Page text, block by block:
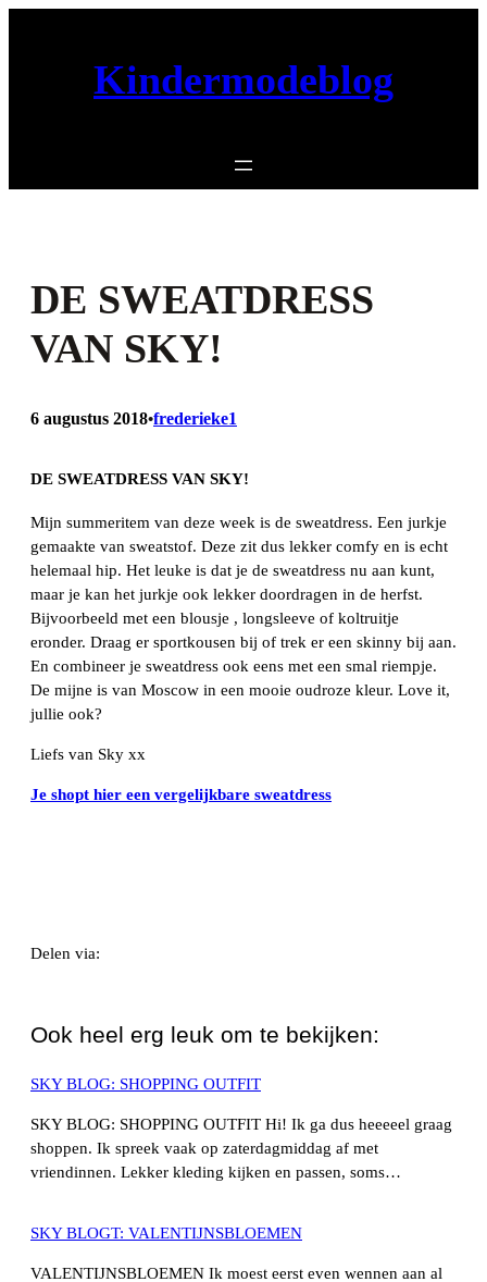
Kindermodeblog
DE SWEATDRESS
VAN SKY!
6 augustus 2018•frederieke1
DE SWEATDRESS VAN SKY!
Mijn summeritem van deze week is de sweatdress. Een jurkje
gemaakte van sweatstof. Deze zit dus lekker comfy en is echt
helemaal hip. Het leuke is dat je de sweatdress nu aan kunt,
maar je kan het jurkje ook lekker doordragen in de herfst.
Bijvoorbeeld met een blousje , longsleeve of koltruitje
eronder. Draag er sportkousen bij of trek er een skinny bij aan.
En combineer je sweatdress ook eens met een smal riempje.
De mijne is van Moscow in een mooie oudroze kleur. Love it,
jullie ook?
Liefs van Sky xx
Je shopt hier een vergelijkbare sweatdress
Delen via:
Ook heel erg leuk om te bekijken:
SKY BLOG: SHOPPING OUTFIT
SKY BLOG: SHOPPING OUTFIT Hi! Ik ga dus heeeeel graag
shoppen. Ik spreek vaak op zaterdagmiddag af met
vriendinnen. Lekker kleding kijken en passen, soms…
SKY BLOGT: VALENTIJNSBLOEMEN
VALENTIJNSBLOEMEN Ik moest eerst even wennen aan al